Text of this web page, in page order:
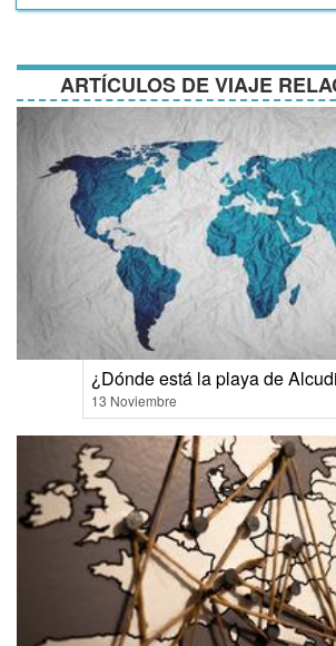
y
ARTÍCULOS DE VIAJE
¿Dónde está la playa de
13 Noviembre